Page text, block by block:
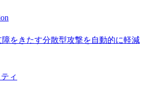
障をきたす分散型攻撃を自動的に軽減
ィ